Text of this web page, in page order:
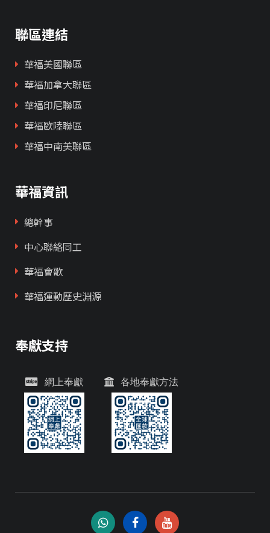
聯區連結
華福美國聯區
華福加拿大聯區
華福印尼聯區
華福歐陸聯區
華福中南美聯區
華福資訊
總幹事
中心聯絡同工
華福會歌
華福運動歷史淵源
奉獻支持
網上奉獻 各地奉獻方法